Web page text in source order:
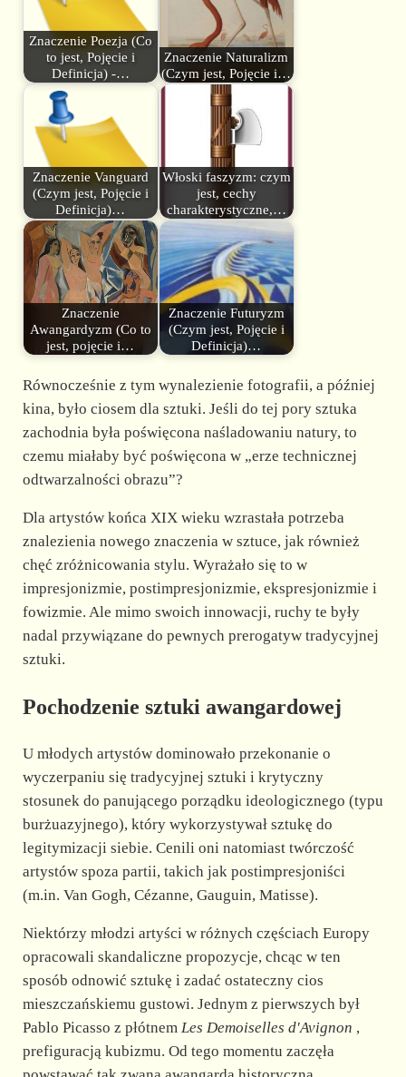
Znaczenie Poezja (Co
to jest, Pojęcie i
Definicja) -…
Znaczenie Naturalizm
(Czym jest, Pojęcie i…
Znaczenie Vanguard
(Czym jest, Pojęcie i
Definicja)…
Włoski faszyzm: czym
jest, cechy
charakterystyczne,…
Znaczenie
Awangardyzm (Co to
jest, pojęcie i…
Znaczenie Futuryzm
(Czym jest, Pojęcie i
Definicja)…
Równocześnie z tym wynalezienie fotografii, a później
kina, było ciosem dla sztuki. Jeśli do tej pory sztuka
zachodnia była poświęcona naśladowaniu natury, to
czemu miałaby być poświęcona w „erze technicznej
odtwarzalności obrazu”?
Dla artystów końca XIX wieku wzrastała potrzeba
znalezienia nowego znaczenia w sztuce, jak również
chęć zróżnicowania stylu. Wyrażało się to w
impresjonizmie, postimpresjonizmie, ekspresjonizmie i
fowizmie. Ale mimo swoich innowacji, ruchy te były
nadal przywiązane do pewnych prerogatyw tradycyjnej
sztuki.
Pochodzenie sztuki awangardowej
U młodych artystów dominowało przekonanie o
wyczerpaniu się tradycyjnej sztuki i krytyczny
stosunek do panującego porządku ideologicznego (typu
burżuazyjnego), który wykorzystywał sztukę do
legitymizacji siebie. Cenili oni natomiast twórczość
artystów spoza partii, takich jak postimpresjoniści
(m.in. Van Gogh, Cézanne, Gauguin, Matisse).
Niektórzy młodzi artyści w różnych częściach Europy
opracowali skandaliczne propozycje, chcąc w ten
sposób odnowić sztukę i zadać ostateczny cios
mieszczańskiemu gustowi. Jednym z pierwszych był
Pablo Picasso z płótnem Les Demoiselles d'Avignon ,
prefiguracją kubizmu. Od tego momentu zaczęła